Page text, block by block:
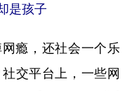
是孩子
瘾，还社会一个乐
交平台上，一些网